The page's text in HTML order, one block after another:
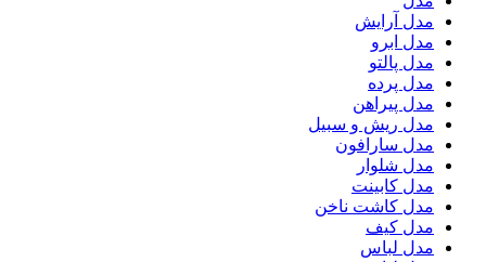
مدل آرایش
مدل ابرو
مدل پالتو
مدل پرده
مدل پیراهن
مدل ریش و سبیل
مدل سارافون
مدل شلوار
مدل کابینت
مدل کاشت ناخن
مدل کیف
مدل لباس